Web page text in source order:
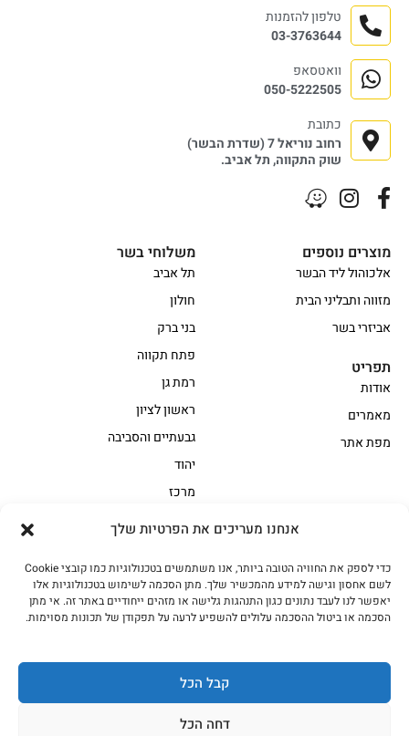
אנחנו מעריכים את הפרטיות שלך
כדי לספק את החוויה הטובה ביותר, אנו משתמשים בטכנולוגיות כמו קובצי Cookie
לשם אחסון וגישה למידע מהמכשיר שלך. מתן הסכמה לשימוש בטכנולוגיות אלו
יאפשר לנו לעבד נתונים כגון התנהגות גלישה או מזהים ייחודיים באתר זה. אי מתן
הסכמה או ביטול ההסכמה עלולים להשפיע לרעה על תפקודן של תכונות מסוימות.
קבל הכל
דחה הכל
אווז
בשר בקר משובח
בשר בקר עגלה משובח
בשר למעשנת
הודו
חלקים אחוריים
מיוחדי מסורת1
נתחי פנים
עוף
משלוחי בשר
תל אביב
חולון
בני ברק
פתח תקווה
רמת גן
ראשון לציון
גבעתיים והסביבה
יהוד
מרכז
מוצרים נוספים
אלכוהול ליד הבשר
מזווה ותבליני הבית
אביזרי בשר
תפריט
אודות
מאמרים
מפת אתר
טלפון להזמנות
03-3763644
וואטסאפ
050-5222505
כתובת
רחוב נוריאל 7 (שדרת הבשר)
שוק התקווה, תל אביב.